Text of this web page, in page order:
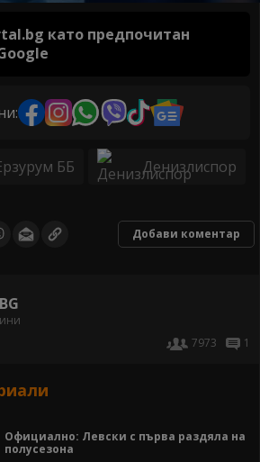
като предпочитан
ББ Денизлиспор
Добави коментар
7973
1
Официално: Левски с първа раздяла на
полусезона